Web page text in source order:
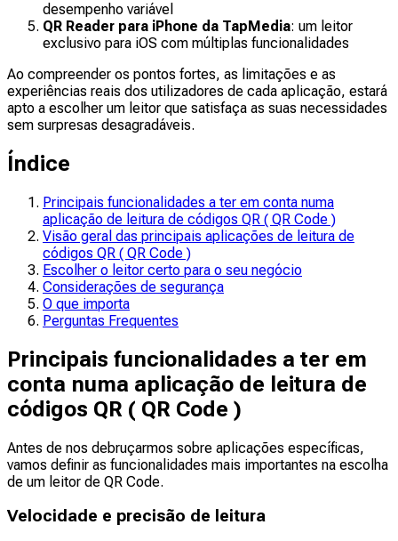
desempenho variável
QR Reader para iPhone da TapMedia: um leitor
exclusivo para iOS com múltiplas funcionalidades
Ao compreender os pontos fortes, as limitações e as
experiências reais dos utilizadores de cada aplicação, estará
apto a escolher um leitor que satisfaça as suas necessidades
sem surpresas desagradáveis.
Índice
Principais funcionalidades a ter em conta numa
aplicação de leitura de códigos QR ( QR Code )
Visão geral das principais aplicações de leitura de
códigos QR ( QR Code )
Escolher o leitor certo para o seu negócio
Considerações de segurança
O que importa
Perguntas Frequentes
Principais funcionalidades a ter em
conta numa aplicação de leitura de
códigos QR ( QR Code )
Antes de nos debruçarmos sobre aplicações específicas,
vamos definir as funcionalidades mais importantes na escolha
de um leitor de QR Code.
Velocidade e precisão de leitura